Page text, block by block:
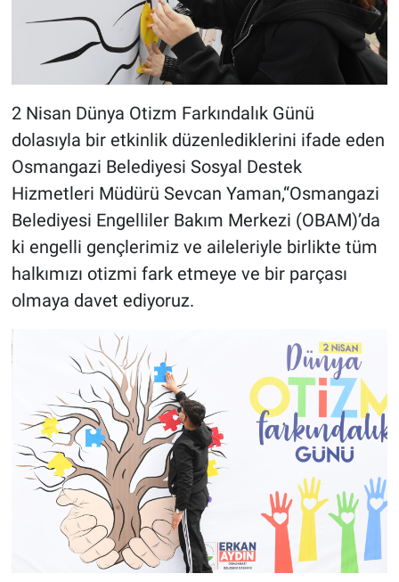
2 Nisan Dünya Otizm Farkındalık Günü
dolasıyla bir etkinlik düzenlediklerini ifade eden
Osmangazi Belediyesi Sosyal Destek
Hizmetleri Müdürü Sevcan Yaman,“Osmangazi
Belediyesi Engelliler Bakım Merkezi (OBAM)’da
ki engelli gençlerimiz ve aileleriyle birlikte tüm
halkımızı otizmi fark etmeye ve bir parçası
olmaya davet ediyoruz.